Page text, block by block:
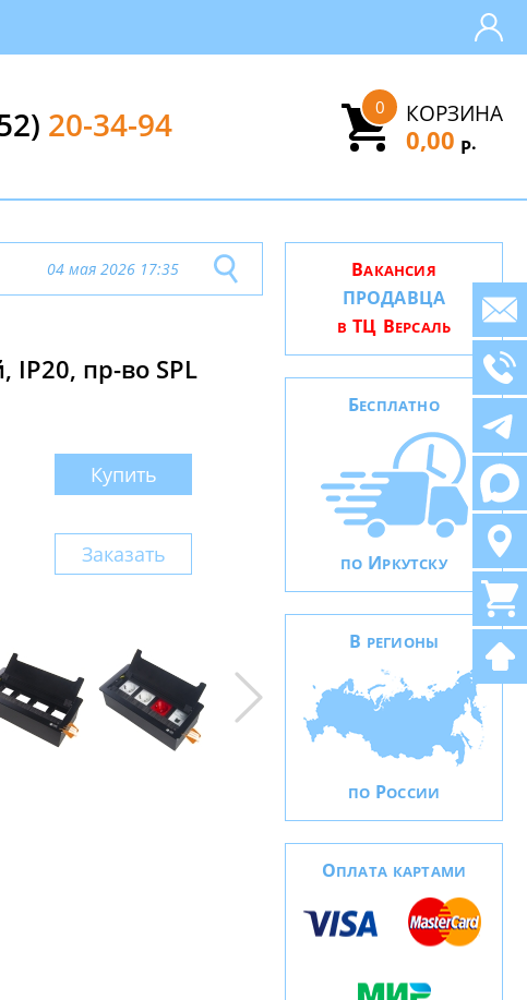
20-34-94 КОРЗИНА
0
0,00 Р.
04 мая 2026 17:35
пр-во SPL
Купить
Заказать
ВАКАНСИЯ
ПРОДАВЦА
В ТЦ ВЕРСАЛЬ
БЕСПЛАТНО
ПО ИРКУТСКУ
В РЕГИОНЫ
ПО РОССИИ
ОПЛАТА КАРТАМИ